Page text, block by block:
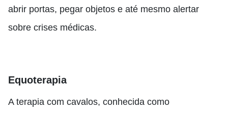
abrir portas, pegar objetos e até mesmo alertar
sobre crises médicas.
Equoterapia
A terapia com cavalos, conhecida como